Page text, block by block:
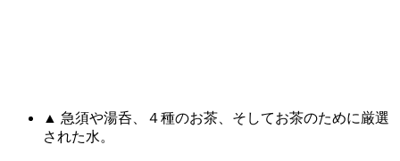
▲ 急須や湯呑、４種のお茶、そしてお茶のために厳選
された水。